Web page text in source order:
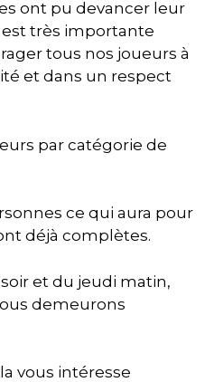
ont pu devancer leur
très importante
tous nos joueurs à
et dans un respect
par catégorie de
ce qui aura pour
déjà complètes.
et du jeudi matin,
demeurons
vous intéresse